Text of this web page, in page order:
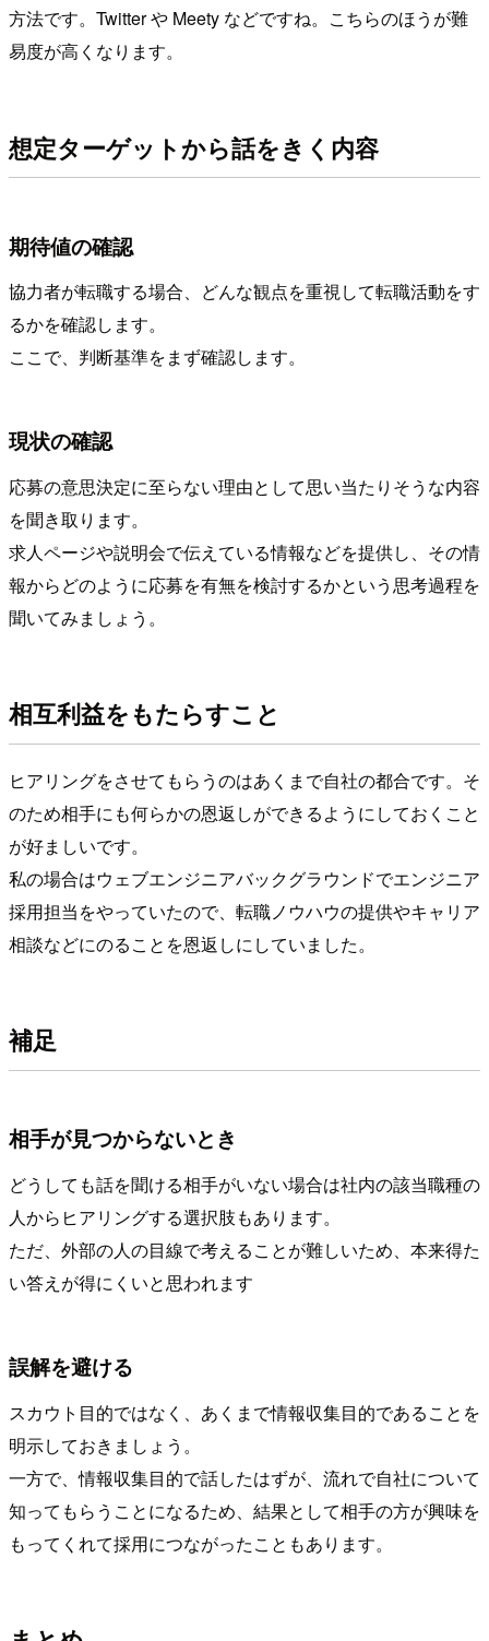
方法です。Twitter や Meety などですね。こちらのほうが難
易度が高くなります。
想定ターゲットから話をきく内容
期待値の確認
協力者が転職する場合、どんな観点を重視して転職活動をす
るかを確認します。
ここで、判断基準をまず確認します。
現状の確認
応募の意思決定に至らない理由として思い当たりそうな内容
を聞き取ります。
求人ページや説明会で伝えている情報などを提供し、その情
報からどのように応募を有無を検討するかという思考過程を
聞いてみましょう。
相互利益をもたらすこと
ヒアリングをさせてもらうのはあくまで自社の都合です。そ
のため相手にも何らかの恩返しができるようにしておくこと
が好ましいです。
私の場合はウェブエンジニアバックグラウンドでエンジニア
採用担当をやっていたので、転職ノウハウの提供やキャリア
相談などにのることを恩返しにしていました。
補足
相手が見つからないとき
どうしても話を聞ける相手がいない場合は社内の該当職種の
人からヒアリングする選択肢もあります。
ただ、外部の人の目線で考えることが難しいため、本来得た
い答えが得にくいと思われます
誤解を避ける
スカウト目的ではなく、あくまで情報収集目的であることを
明示しておきましょう。
一方で、情報収集目的で話したはずが、流れで自社について
知ってもらうことになるため、結果として相手の方が興味を
もってくれて採用につながったこともあります。